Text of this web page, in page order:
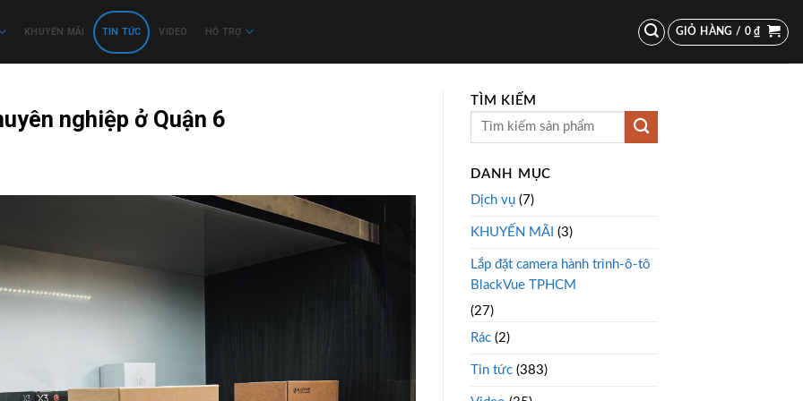
KHUYẾN MÃI TIN TỨC VIDEO HỖ TRỢ GIỎ HÀNG / 0₫
nghiệp ở Quận 6
TÌM KIẾM
DANH MỤC
Dịch vụ (7)
KHUYẾN MÃI (3)
Lắp đặt camera hành trình-ô-tô
BlackVue TPHCM
(27)
Rác (2)
Tin tức (383)